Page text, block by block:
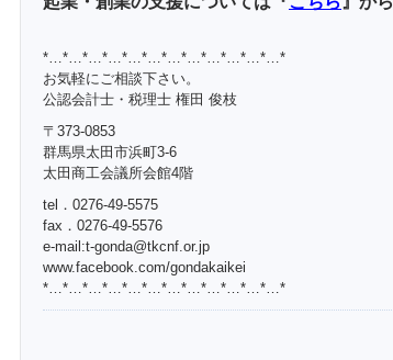
*…*…*…*…*…*…*…*…*…*…*…*…*
お気軽にご相談下さい。
公認会計士・税理士 権田 俊枝
〒373-0853
群馬県太田市浜町3-6
太田商工会議所会館4階
tel．0276-49-5575
fax．0276-49-5576
e-mail:t-gonda@tkcnf.or.jp
www.facebook.com/gondakaikei
*…*…*…*…*…*…*…*…*…*…*…*…*